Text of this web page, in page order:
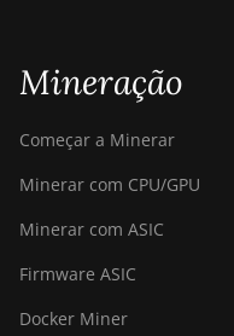
Mineração
Começar a Minerar
Minerar com CPU/GPU
Minerar com ASIC
Firmware ASIC
Docker Miner